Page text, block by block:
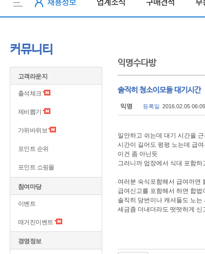
채용정보 업계소식 구매견적 부
커뮤니티
고객라운지
출석체크
제비뽑기
가위바위보
포인트 순위
포인트 쇼핑몰
참여마당
이벤트
매거진이벤트
경영정보
익명수다방
솔직히 청소이모들 대기시간
익명 등록일 2016.02.05
일안하고 쉬는데 대기 시간을
시간이 길어도 펑펑 노는데 급
이건 좀 아닌듯
그러니까 업장에서 식대 포함
여러분 숙식포함해서 급여까면
급여신고를 포함해서 하면 합법
솔직히 당번이나 캐셔들도 노
세금좀 더내더라도 떳떳하게 신